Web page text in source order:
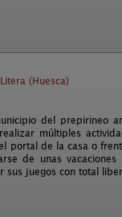
(Huesca)
del prepirineo
múltiples
portal de la casa o
de unas
sus juegos con total